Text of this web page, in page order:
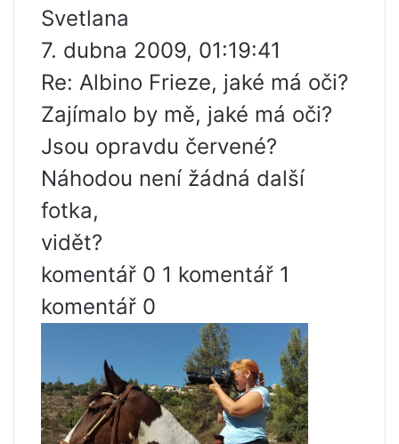
Svetlana
7. dubna 2009, 01:19:41
Re: Albino Frieze, jaké má oči?
Zajímalo by mě, jaké má oči?
Jsou opravdu červené?
Náhodou není žádná další
fotka,
vidět?
komentář 0 1 komentář 1
komentář 0